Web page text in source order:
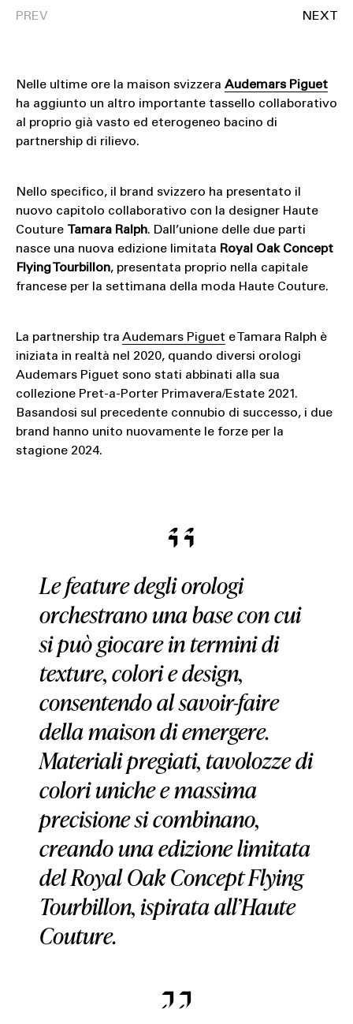
Nelle ultime ore la maison svizzera Audemars Piguet
ha aggiunto un altro importante tassello collaborativo
al proprio già vasto ed eterogeneo bacino di
partnership di rilievo.
Nello specifico, il brand svizzero ha presentato il
nuovo capitolo collaborativo con la designer Haute
Couture
Tamara Ralph. Dall’unione delle due parti
nasce una nuova edizione limitata Royal Oak Concept
Flying Tourbillon, presentata proprio nella capitale
francese per la settimana della moda Haute Couture.
La partnership tra Audemars Piguet e Tamara Ralph è
iniziata in realtà nel 2020, quando diversi orologi
Audemars Piguet sono stati abbinati alla sua
collezione Pret-a-Porter Primavera/Estate 2021.
Basandosi sul precedente connubio di successo, i due
brand hanno unito nuovamente le forze per la
stagione 2024.
Le feature degli orologi
orchestrano una base con cui
si può giocare in termini di
texture, colori e design,
consentendo al savoir-faire
della maison di emergere.
Materiali pregiati, tavolozze di
colori uniche e massima
precisione si combinano,
creando una edizione limitata
del Royal Oak Concept Flying
Tourbillon, ispirata all’Haute
Couture.